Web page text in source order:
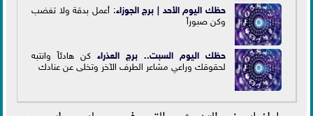
حظك اليوم الأحد | برج الجوزاء: أعمل بدقة ولا تغضب
وكن صبوراً
حظك اليوم السبت.. برج العذراء كن هادئاً وانتبه
لحقوقك وراعي مشاعر الطرف الآخر وتخلى عن عنادك